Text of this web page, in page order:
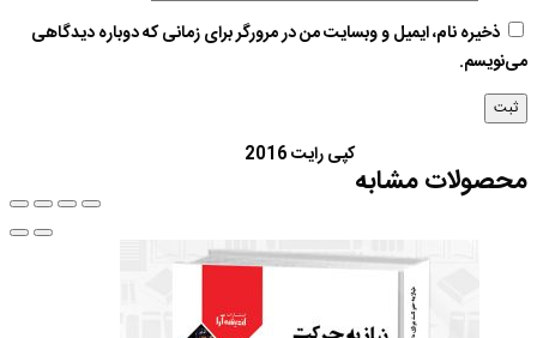
ذخیره نام، ایمیل و وبسایت من در مرورگر برای زمانی که دوباره دیدگاهی
می‌نویسم.
محصولات مشابه
کپی رایت 2016